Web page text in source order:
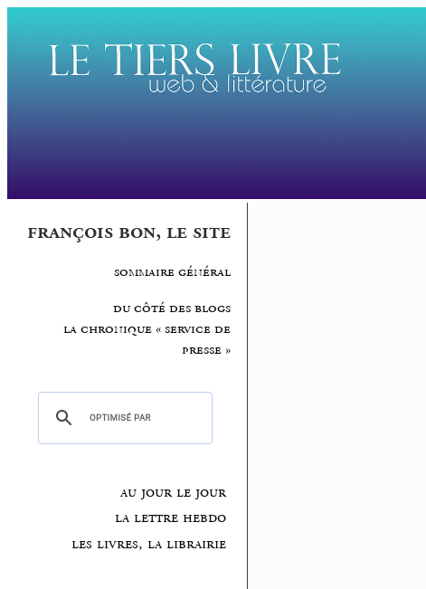
françois bon, le site
sommaire général
du côté des blogs
la chronique « service de
presse »
au jour le jour
la lettre hebdo
les livres, la librairie